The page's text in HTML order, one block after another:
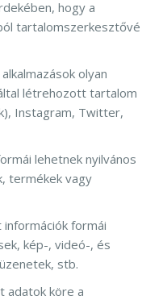
hogy a
tartalomszerkesztővé
olyan
létrehozott tartalom
Instagram, Twitter,
lehetnek nyilvános
termékek vagy
formái
kép-, videó-, és
stb.
adatok köre a